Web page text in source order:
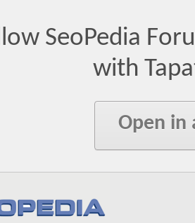
SeoPedia
with
Open in